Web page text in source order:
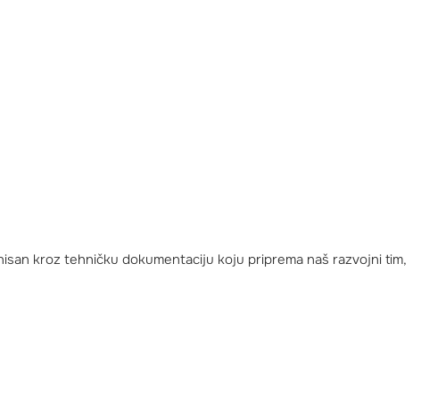
kroz tehničku dokumentaciju koju priprema naš razvojni tim,